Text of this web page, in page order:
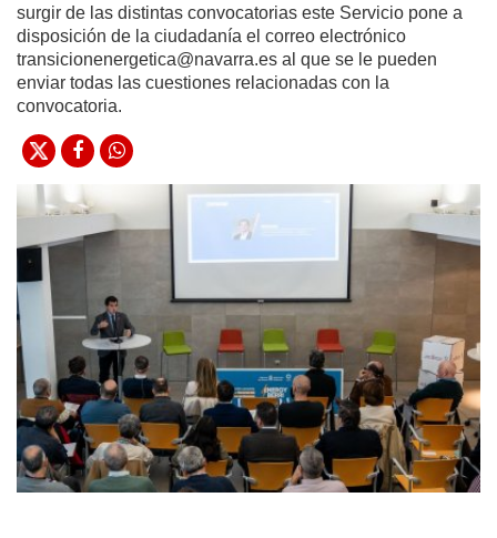
surgir de las distintas convocatorias este Servicio pone a
disposición de la ciudadanía el correo electrónico
transicionenergetica@navarra.es al que se le pueden
enviar todas las cuestiones relacionadas con la
convocatoria.